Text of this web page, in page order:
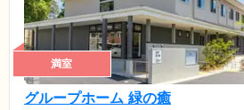
満室
グループホーム 緑の癒